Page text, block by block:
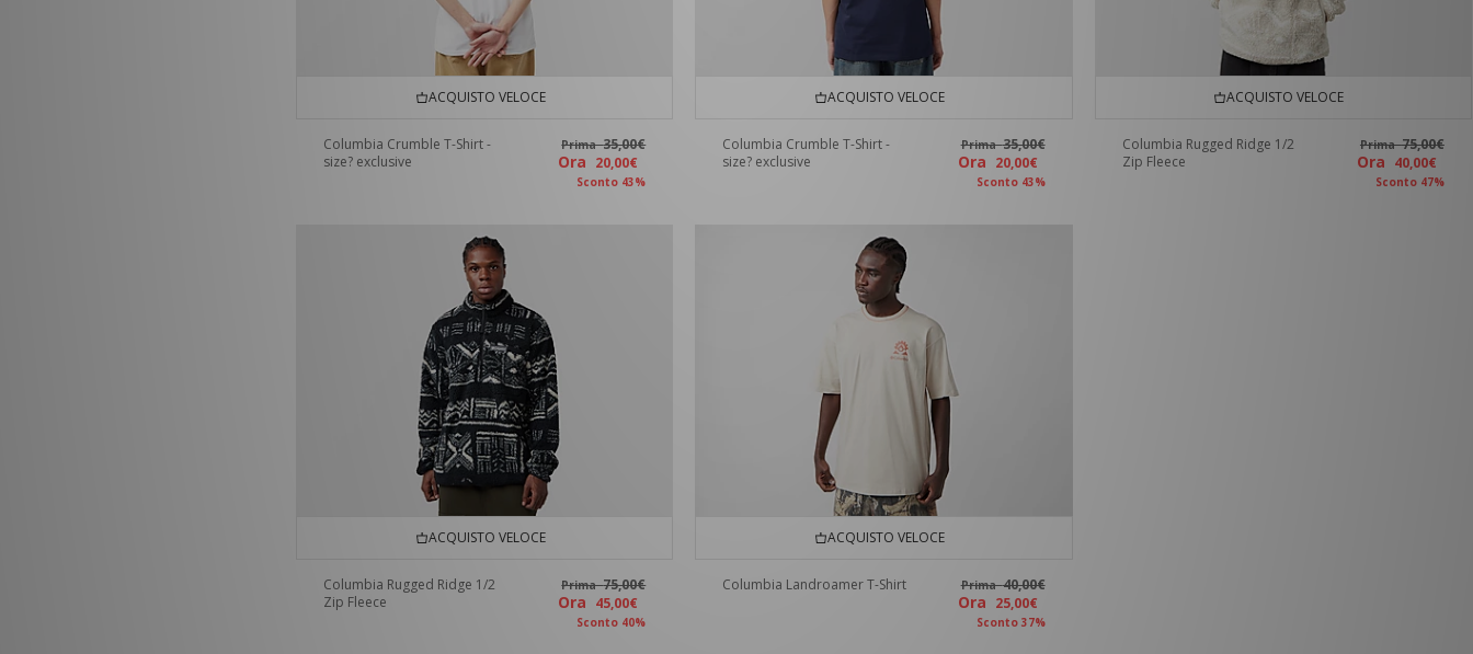
ACQUISTO VELOCE
Columbia Crumble T-Shirt -
size? exclusive
Prima35,00€
Ora 20,00€
Sconto 43%
ACQUISTO VELOCE
Columbia Crumble T-Shirt -
size? exclusive
Prima35,00€
Ora 20,00€
Sconto 43%
ACQUISTO VELOCE
Columbia Rugged Ridge 1/2
Zip Fleece
Prima75,00€
Ora 40,00€
Sconto 47%
ACQUISTO VELOCE
Columbia Rugged Ridge 1/2
Zip Fleece
Prima75,00€
Ora 45,00€
Sconto 40%
ACQUISTO VELOCE
Columbia Landroamer T-Shirt Prima40,00€
Ora 25,00€
Sconto 37%